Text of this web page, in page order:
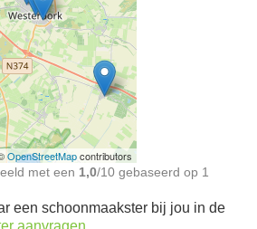
ervaringen
bij
buurt
OpenStreetMapcontributors
met een 1,0/10 gebaseerd op 1
een schoonmaakster bij jou in de